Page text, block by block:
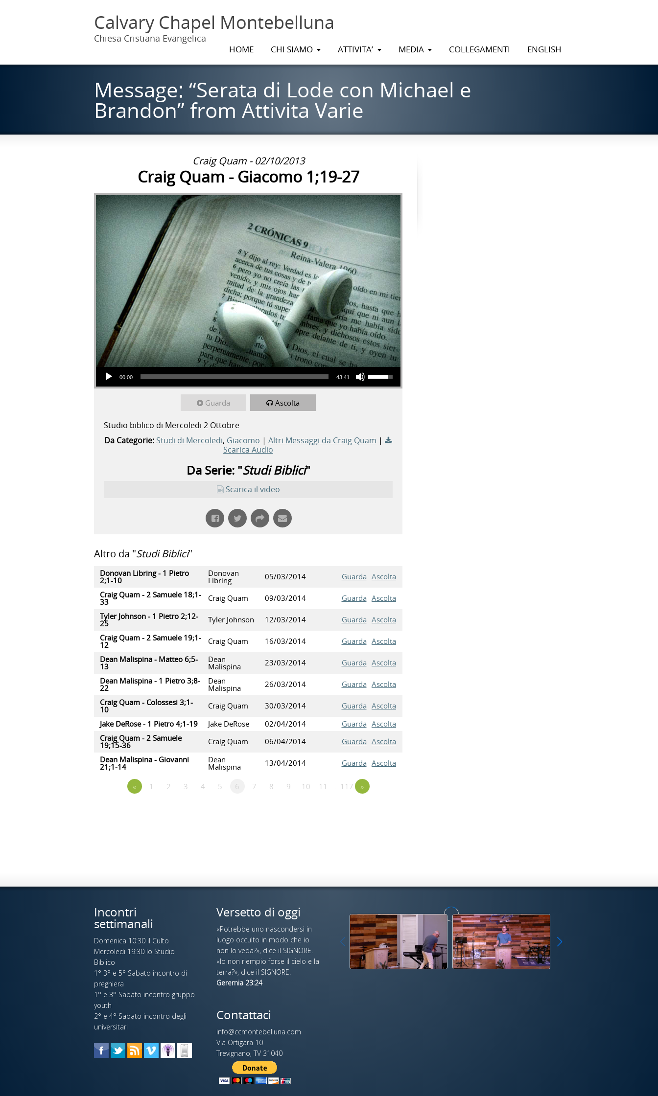
Calvary Chapel Montebelluna
Chiesa Cristiana Evangelica
HOME CHI SIAMO ATTIVITA’ MEDIA COLLEGAMENTI ENGLISH
Message: “Serata di Lode con Michael e
Brandon” from Attivita Varie
Craig Quam - 02/10/2013
Craig Quam - Giacomo 1;19-27
Audio Player
00:00 43:41
Usa i tasti freccia su/giù per aumentare o diminuire il volume.
Guarda Ascolta
Studio biblico di Mercoledi 2 Ottobre
Da Categorie: Studi di Mercoledi, Giacomo | Altri Messaggi da Craig Quam |
Scarica Audio
Da Serie: "Studi Biblici"
Scarica il video
Altro da "Studi Biblici"
Donovan Libring - 1 Pietro
2;1-10
Donovan
Libring 05/03/2014 Guarda Ascolta
Craig Quam - 2 Samuele 18;1-
33 Craig Quam 09/03/2014 Guarda Ascolta
Tyler Johnson - 1 Pietro 2;12-
25 Tyler Johnson 12/03/2014 Guarda Ascolta
Craig Quam - 2 Samuele 19;1-
12 Craig Quam 16/03/2014 Guarda Ascolta
Dean Malispina - Matteo 6;5-
13
Dean
Malispina 23/03/2014 Guarda Ascolta
Dean Malispina - 1 Pietro 3;8-
22
Dean
Malispina 26/03/2014 Guarda Ascolta
Craig Quam - Colossesi 3;1-
10 Craig Quam 30/03/2014 Guarda Ascolta
Jake DeRose - 1 Pietro 4;1-19
Jake DeRose 02/04/2014 Guarda Ascolta
Craig Quam - 2 Samuele
19;15-36 Craig Quam 06/04/2014 Guarda Ascolta
Dean Malispina - Giovanni
21;1-14
Dean
Malispina 13/04/2014 Guarda Ascolta
« 1 2 3 4 5 6 7 8 9 10 11 …117 »
Incontri
settimanali
Domenica 10:30 il Culto
Mercoledi 19:30 lo Studio
Biblico
1° 3° e 5° Sabato incontro di
preghiera
1° e 3° Sabato incontro gruppo
youth
2° e 4° Sabato incontro degli
universitari
Versetto di oggi
«Potrebbe uno nascondersi in
luogo occulto in modo che io
non lo veda?», dice il SIGNORE.
«Io non riempio forse il cielo e la
terra?», dice il SIGNORE.
Geremia 23:24
Contattaci
info@ccmontebelluna.com
Via Ortigara 10
Trevignano, TV 31040